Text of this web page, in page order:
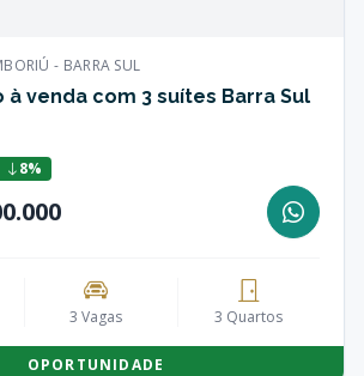
- BARRA SUL
venda com 3 suítes Barra Sul
8%
3 Vagas 3 Quartos
OPORTUNIDADE